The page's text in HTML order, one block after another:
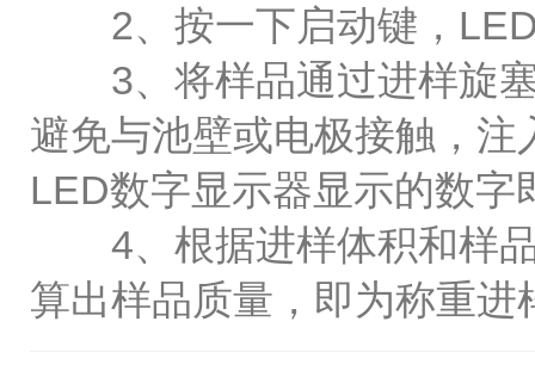
2、按一下启动键，LED
3、将样品通过进样旋塞
避免与池壁或电极接触，
LED数字显示器显示的数
4、根据进样体积和样品
算出样品质量，即为称重